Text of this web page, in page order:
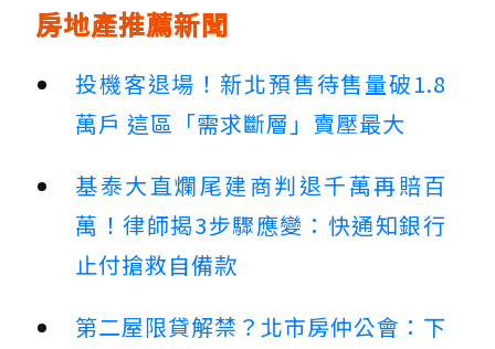
房地產推薦新聞
投機客退場！新北預售待售量破1.8
萬戶 這區「需求斷層」賣壓最大
基泰大直爛尾建商判退千萬再賠百
萬！律師揭3步驟應變：快通知銀行
止付搶救自備款
第二屋限貸解禁？北市房仲公會：下